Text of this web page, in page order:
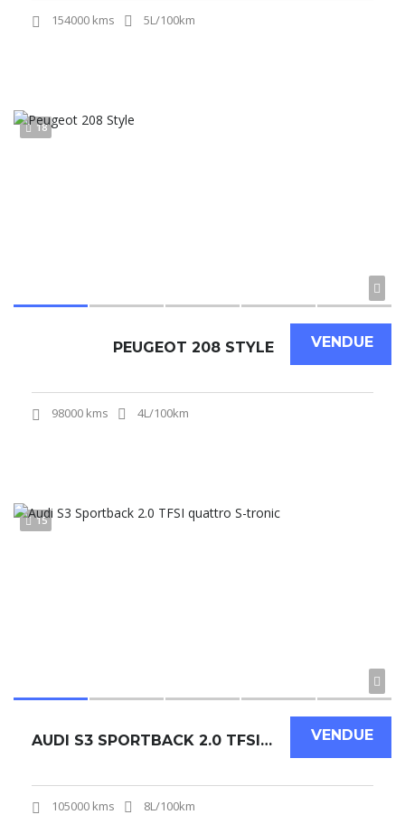
154000 kms 5L/100km
18
VENDUE
PEUGEOT 208 STYLE
98000 kms 4L/100km
15
VENDUE
AUDI S3 SPORTBACK 2.0 TFSI QUATTRO S-TRONIC
105000 kms 8L/100km